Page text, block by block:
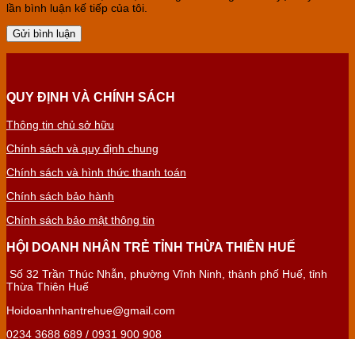
lần bình luận kế tiếp của tôi.
QUY ĐỊNH VÀ CHÍNH SÁCH
Thông tin chủ sở hữu
Chính sách và quy định chung
Chính sách và hình thức thanh toán
Chính sách bảo hành
Chính sách bảo mật thông tin
HỘI DOANH NHÂN TRẺ TỈNH THỪA THIÊN HUẾ
Số 32 Trần Thúc Nhẫn, phường Vĩnh Ninh, thành phố Huế, tỉnh
Thừa Thiên Huế
Hoidoanhnhantrehue@gmail.com
0234 3688 689 / 0931 900 908